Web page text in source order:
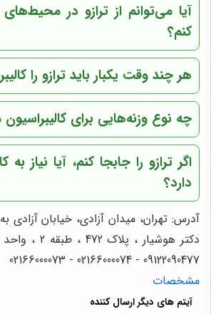
آیا می‌توانم از ترازو در
کنم؟
هر چند وقت یکبار باید ترازو را
چه نوع وزنه‌هایی برای
اگر ترازو را جابجا کنم، آیا نیاز
دارد؟
آدرس: تهران، میدان آزادی، خیابان آزادی
09122090477 - 02166000074 - 02166000073
مشخصات